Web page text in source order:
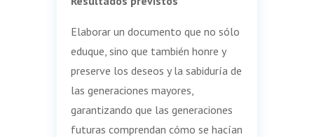
Elaborar un documento que no sólo
eduque, sino que también honre y
preserve los deseos y la sabiduría de
las generaciones mayores,
garantizando que las generaciones
futuras comprendan cómo se hacían